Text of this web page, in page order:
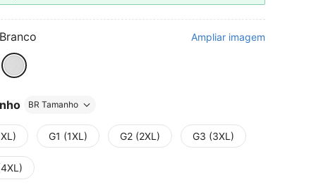
Branco Ampliar imagem
BR Tamanho
G1 (1XL) G2 (2XL) G3 (3XL)